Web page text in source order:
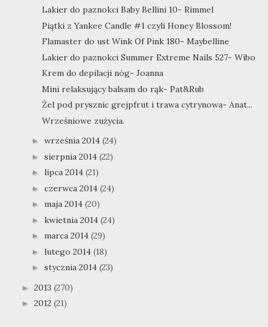
Lakier do paznokci Baby Bellini 10- Rimmel
Piątki z Yankee Candle #1 czyli Honey Blossom!
Flamaster do ust Wink Of Pink 180- Maybelline
Lakier do paznokci Summer Extreme Nails 527- Wibo
Krem do depilacji nóg- Joanna
Mini relaksujący balsam do rąk- Pat&Rub
Żel pod prysznic grejpfrut i trawa cytrynowa- Anat...
Wrześniowe zużycia.
► września 2014 (24)
► sierpnia 2014 (22)
► lipca 2014 (21)
► czerwca 2014 (24)
► maja 2014 (20)
► kwietnia 2014 (24)
► marca 2014 (29)
► lutego 2014 (18)
► stycznia 2014 (23)
► 2013 (270)
► 2012 (21)